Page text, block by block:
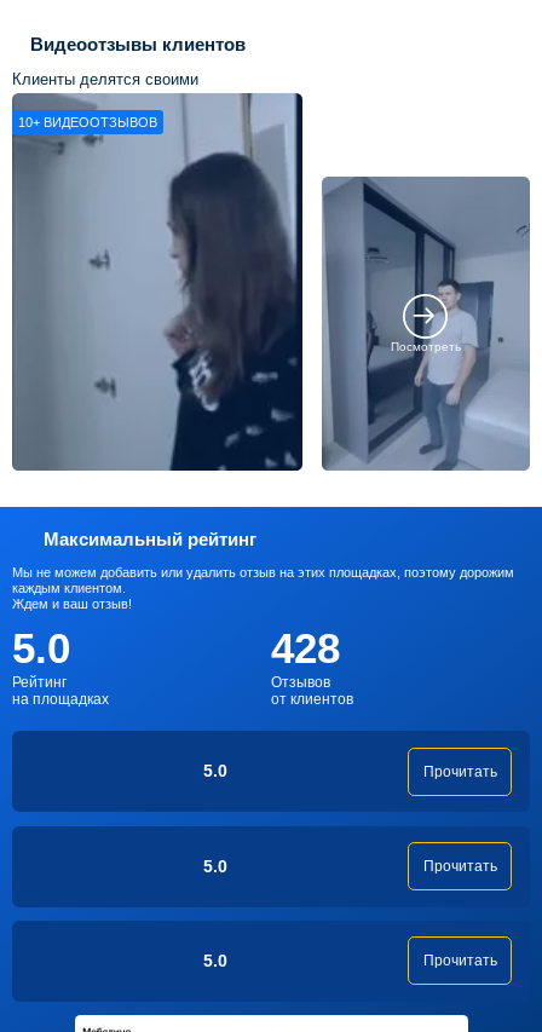
Видеоотзывы клиентов
Клиенты делятся своими
впечатлениями о нашей работе
10+ ВИДЕООТЗЫВОВ
Посмотреть
Максимальный рейтинг
Мы не можем добавить или удалить отзыв на этих площадках, поэтому дорожим
каждым клиентом.
Ждем и ваш отзыв!
5.0
Рейтинг
на площадках
428
Отзывов
от клиентов
5.0 Прочитать
5.0 Прочитать
5.0 Прочитать